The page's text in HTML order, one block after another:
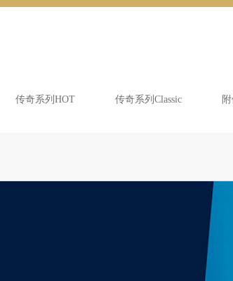
传奇系列HOT 传奇系列Classic